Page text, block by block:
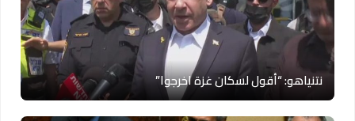
نتنياهو: “أقول لسكان غزة اخرجوا”